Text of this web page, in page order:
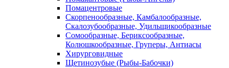
Помацентровые
Скорпенообразные, Камбалообразные,
Скалозубообразные, Удильщикообразные
Сомообразные, Бериксообразные,
Колюшкообразные, Груперы, Антиасы
Хирурговидные
Щетинозубые (Рыбы-Бабочки)